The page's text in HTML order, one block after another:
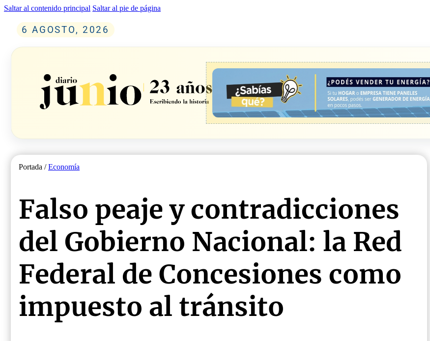
Saltar al contenido principal Saltar al pie de página
6 AGOSTO, 2026
Portada /Economía
Falso peaje y contradicciones
del Gobierno Nacional: la Red
Federal de Concesiones como
impuesto al tránsito